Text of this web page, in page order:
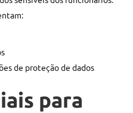
de proteção de dados
para